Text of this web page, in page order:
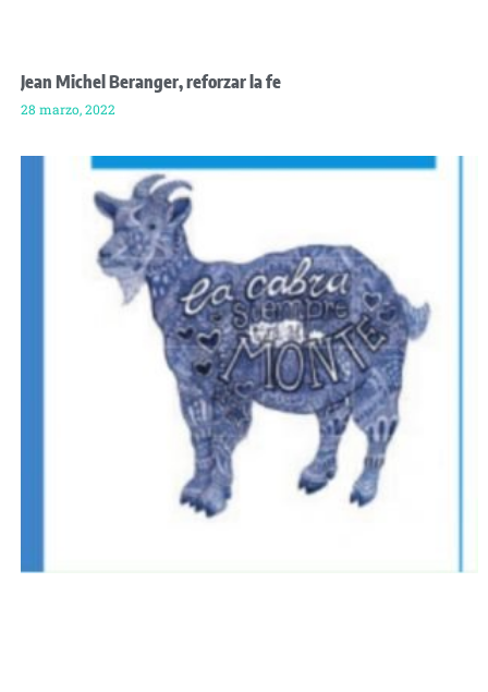
Jean Michel Beranger, reforzar la fe
28 marzo, 2022